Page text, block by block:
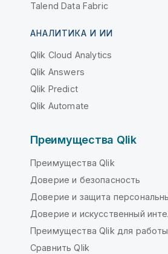
Talend Data Fabric
АНАЛИТИКА И ИИ
Qlik Cloud Analytics
Qlik Answers
Qlik Predict
Qlik Automate
Преимущества Qlik
Преимущества Qlik
Доверие и безопасность
Доверие и защита
Доверие и искусственный
Преимущества Qlik для
Сравнить Qlik